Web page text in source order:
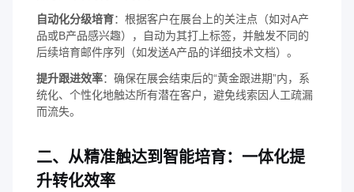
自动化分级培育：根据客户在展台上的关注点（如对A产
品或B产品感兴趣），自动为其打上标签，并触发不同的
后续培育邮件序列（如发送A产品的详细技术文档）。
提升跟进效率：确保在展会结束后的“黄金跟进期”内，系
统化、个性化地触达所有潜在客户，避免线索因人工疏漏
而流失。
二、从精准触达到智能培育：一体化提
升转化效率